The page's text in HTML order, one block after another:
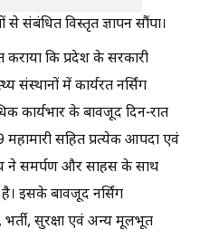
से संबंधित विस्तृत ज्ञापन सौंपा।
कराया कि प्रदेश के सरकारी
संस्थानों में कार्यरत नर्सिंग
कार्यभार के बावजूद दिन-रात
सहित प्रत्येक आपदा एवं
ने समर्पण और साहस के साथ
है। इसके बावजूद नर्सिंग
भर्ती, सुरक्षा एवं अन्य मूलभूत